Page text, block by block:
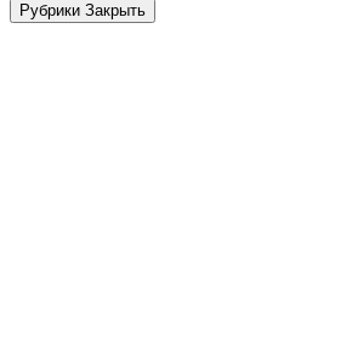
Рубрики Закрыть